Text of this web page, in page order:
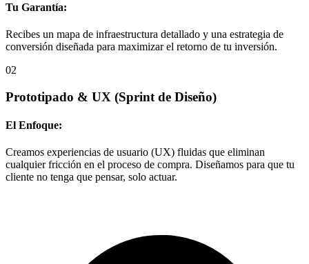
Tu Garantía:
Recibes un mapa de infraestructura detallado y una estrategia de
conversión diseñada para maximizar el retorno de tu inversión.
02
Prototipado & UX (Sprint de Diseño)
El Enfoque:
Creamos experiencias de usuario (UX) fluidas que eliminan
cualquier fricción en el proceso de compra. Diseñamos para que tu
cliente no tenga que pensar, solo actuar.